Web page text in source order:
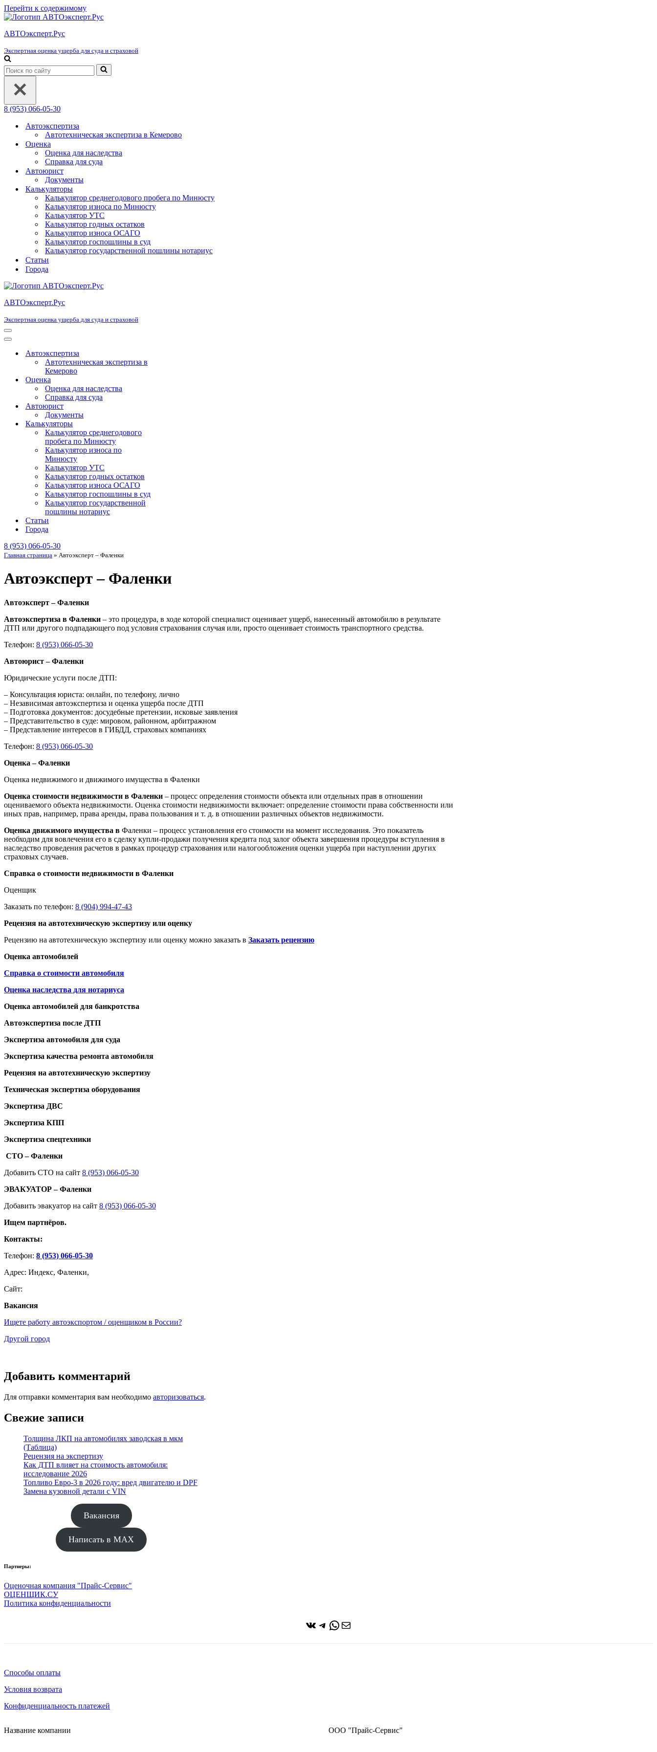
Перейти к содержимому
АВТОэксперт.Рус
Экспертная оценка ущерба для суда и страховой
Искать...
8 (953) 066-05-30
Автоэкспертиза
Автотехническая экспертиза в Кемерово
Оценка
Оценка для наследства
Справка для суда
Автоюрист
Документы
Калькуляторы
Калькулятор среднегодового пробега по Минюсту
Калькулятор износа по Минюсту
Калькулятор УТС
Калькулятор годных остатков
Калькулятор износа ОСАГО
Калькулятор госпошлины в суд
Калькулятор государственной пошлины нотариус
Статьи
Города
АВТОэксперт.Рус
Экспертная оценка ущерба для суда и страховой
Меню
навигации
Меню
навигацииАвтоэкспертиза
Автотехническая экспертиза в
Кемерово
Оценка
Оценка для наследства
Справка для суда
Автоюрист
Документы
Калькуляторы
Калькулятор среднегодового
пробега по Минюсту
Калькулятор износа по
Минюсту
Калькулятор УТС
Калькулятор годных остатков
Калькулятор износа ОСАГО
Калькулятор госпошлины в суд
Калькулятор государственной
пошлины нотариус
Статьи
Города
8 (953) 066-05-30
Главная страница » Автоэксперт – Фаленки
Автоэксперт – Фаленки
Автоэксперт – Фаленки
Автоэкспертиза в Фаленки – это процедура, в ходе которой специалист оценивает ущерб, нанесенный автомобилю в результате
ДТП или другого подпадающего под условия страхования случая или, просто оценивает стоимость транспортного средства.
Телефон: 8 (953) 066-05-30
Автоюрист – Фаленки
Юридические услуги после ДТП:
– Консультация юриста: онлайн, по телефону, лично
– Независимая автоэкспертиза и оценка ущерба после ДТП
– Подготовка документов: досудебные претензии, исковые заявления
– Представительство в суде: мировом, районном, арбитражном
– Представление интересов в ГИБДД, страховых компаниях
Телефон: 8 (953) 066-05-30
Оценка – Фаленки
Оценка недвижимого и движимого имущества в Фаленки
Оценка стоимости недвижимости в Фаленки – процесс определения стоимости объекта или отдельных прав в отношении
оцениваемого объекта недвижимости. Оценка стоимости недвижимости включает: определение стоимости права собственности или
иных прав, например, права аренды, права пользования и т. д. в отношении различных объектов недвижимости.
Оценка движимого имущества в Фаленки – процесс установления его стоимости на момент исследования. Это показатель
необходим для вовлечения его в сделку купли-продажи получения кредита под залог объекта завершения процедуры вступления в
наследство проведения расчетов в рамках процедур страхования или налогообложения оценки ущерба при наступлении других
страховых случаев.
Справка о стоимости недвижимости в Фаленки
Оценщик
Заказать по телефон: 8 (904) 994-47-43
Рецензия на автотехническую экспертизу или оценку
Рецензию на автотехническую экспертизу или оценку можно заказать в Заказать рецензию
Оценка автомобилей
Справка о стоимости автомобиля
Оценка наследства для нотариуса
Оценка автомобилей для банкротства
Автоэкспертиза после ДТП
Экспертиза автомобиля для суда
Экспертиза качества ремонта автомобиля
Рецензия на автотехническую экспертизу
Техническая экспертиза оборудования
Экспертиза ДВС
Экспертиза КПП
Экспертиза спецтехники
СТО – Фаленки
Добавить СТО на сайт 8 (953) 066-05-30
ЭВАКУАТОР – Фаленки
Добавить эвакуатор на сайт 8 (953) 066-05-30
Ищем партнёров.
Контакты:
Телефон: 8 (953) 066-05-30
Адрес: Индекс, Фаленки,
Сайт:
Вакансия
Ищете работу автоэкспортом / оценщиком в России?
Другой город
Добавить комментарий
Для отправки комментария вам необходимо авторизоваться.
Свежие записи
Толщина ЛКП на автомобилях заводская в мкм
(Таблица)
Рецензия на экспертизу
Как ДТП влияет на стоимость автомобиля:
исследование 2026
Топливо Евро-3 в 2026 году: вред двигателю и DPF
Замена кузовной детали с VIN
Вакансия
Написать в MAX
Партнеры:
Оценочная компания "Прайс-Сервис"
ОЦЕНЩИК.СУ
Политика конфиденциальности
ВКонтакте
Telegram
WhatsApp
Почта
Способы оплаты
Условия возврата
Конфиденциальность платежей
Название компании ООО "Прайс-Сервис"